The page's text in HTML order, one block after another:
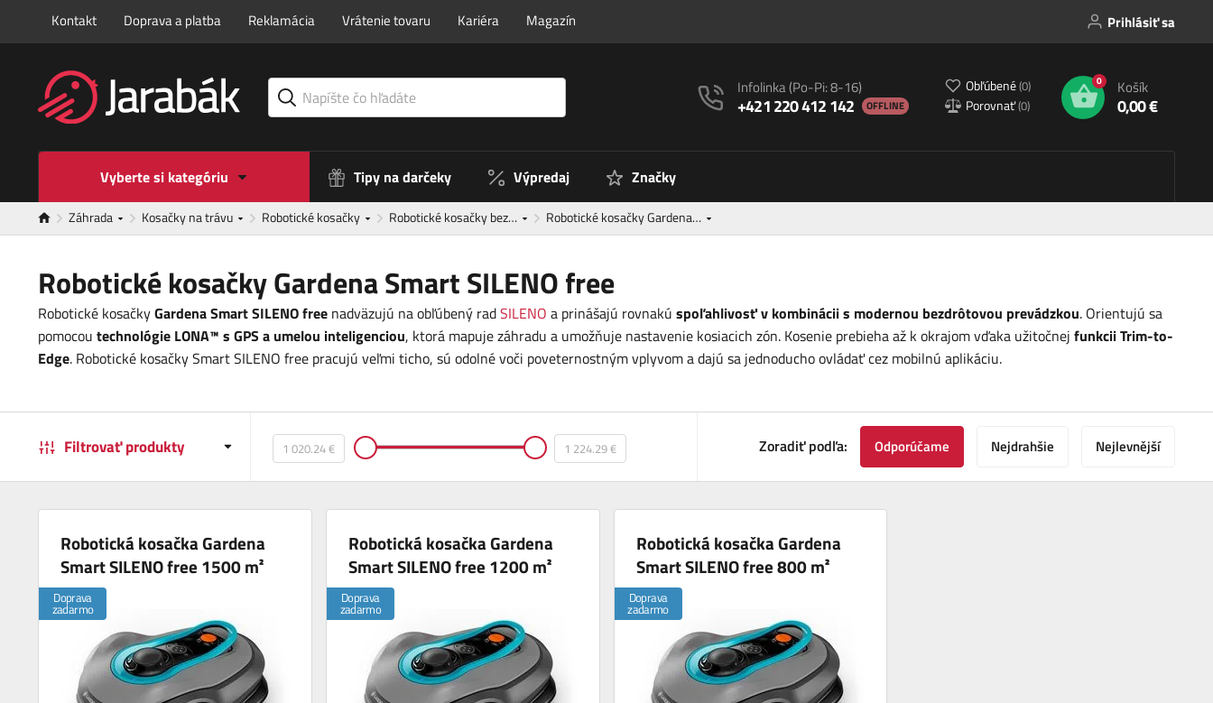
Kontakt Doprava a platba Reklamácia Vrátenie tovaru Kariéra Magazín Prihlásiť sa
Infolinka(Po-Pi: 8-16)
+421 220 412 142 OFFLINE
Obľúbené(0)
Porovnať(0)
0 Košík
0,00 €
Vyberte si kategóriu Tipy na darčeky Výpredaj Značky
Záhrada Kosačky na trávu Robotické kosačky Robotické kosačky bez… Robotické kosačky Gardena…
Robotické kosačky Gardena Smart SILENO free
Robotické kosačkyGardena Smart SILENO free nadväzujú na obľúbený radSILENO a prinášajú rovnakú spoľahlivosť v kombinácii s modernou bezdrôtovou prevádzkou. Orientujú sa
pomocou technológie LONA™ s GPS a umelou inteligenciou, ktorá mapuje záhradu a umožňuje nastavenie kosiacich zón. Kosenie prebieha až k okrajom vďaka užitočnej funkcii Trim-to-
Edge. Robotické kosačky Smart SILENO free pracujú veľmi ticho, sú odolné voči poveternostným vplyvom a dajú sa jednoducho ovládať cez mobilnú aplikáciu.
Filtrovať produkty Zoradiť podľa: Odporúčame Nejdrahšie Nejlevnější
Robotická kosačka Gardena
Smart SILENO free 1500 m²
Doprava
zadarmo
Robotická kosačka Gardena
Smart SILENO free 1200 m²
Doprava
zadarmo
Robotická kosačka Gardena
Smart SILENO free 800 m²
Doprava
zadarmo